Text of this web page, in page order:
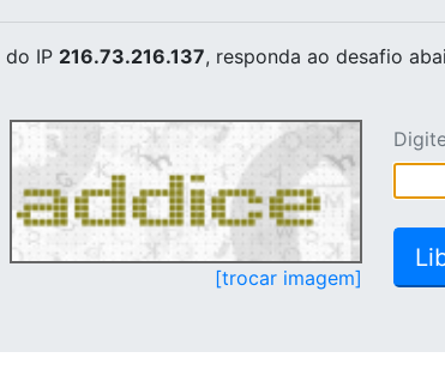
do IP 216.73.216.137, responda ao desafio
[trocar imagem]